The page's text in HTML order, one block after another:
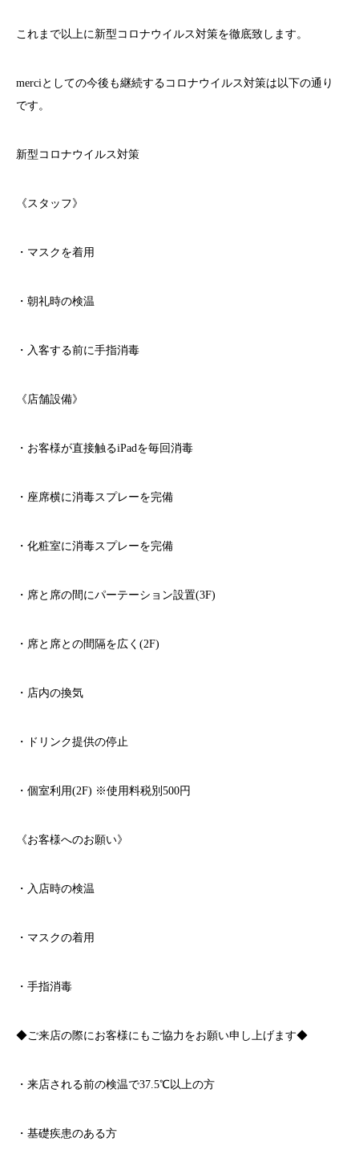
これまで以上に新型コロナウイルス対策を徹底致します。
merciとしての今後も継続するコロナウイルス対策は以下の通り
です。
新型コロナウイルス対策
《スタッフ》
・マスクを着用
・朝礼時の検温
・入客する前に手指消毒
《店舗設備》
・お客様が直接触るiPadを毎回消毒
・座席横に消毒スプレーを完備
・化粧室に消毒スプレーを完備
・席と席の間にパーテーション設置(3F)
・席と席との間隔を広く (2F)
・店内の換気
・ドリンク提供の停止
・個室利用(2F) ※使用料税別 500円
《お客様へのお願い》
・入店時の検温
・マスクの着用
・手指消毒
◆ご来店の際にお客様にもご協力をお願い申し上げます◆
・来店される前の検温で37.5℃以上の方
・基礎疾患のある方